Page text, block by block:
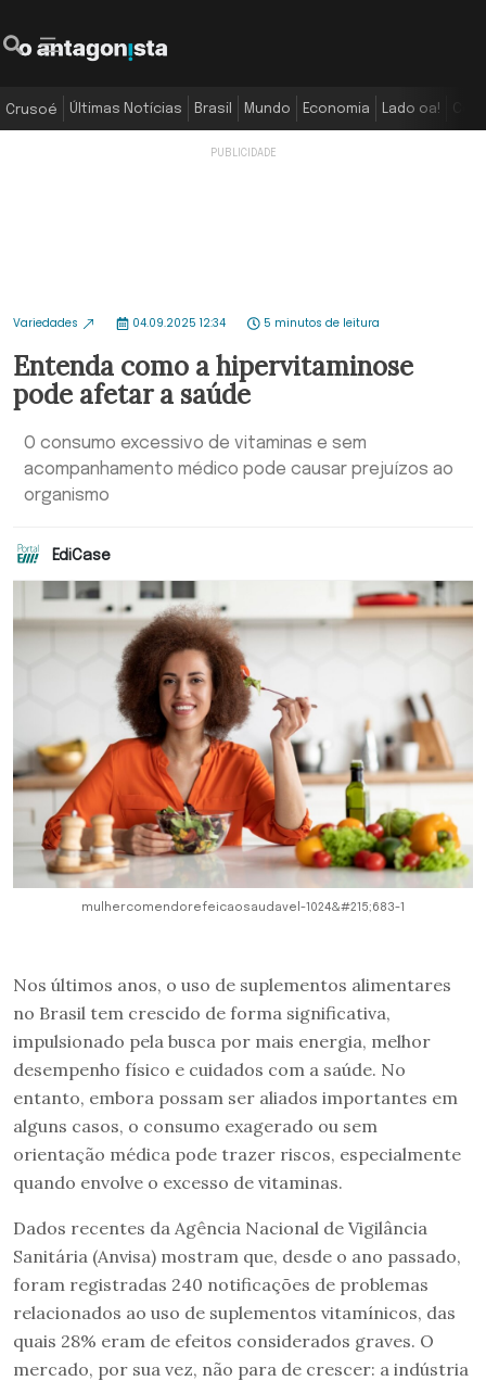
Crusoé Últimas Notícias Brasil Mundo Economia Lado oa!
Variedades 04.09.2025 12:34 5 minutos de leitura
Entenda como a hipervitaminose
pode afetar a saúde
O consumo excessivo de vitaminas e sem
acompanhamento médico pode causar prejuízos ao
organismo
EdiCase
mulhercomendorefeicaosaudavel-1024&#215;683-1
Nos últimos anos, o uso de suplementos alimentares
no Brasil tem crescido de forma significativa,
impulsionado pela busca por mais energia, melhor
desempenho físico e cuidados com a saúde. No
entanto, embora possam ser aliados importantes em
alguns casos, o consumo exagerado ou sem
orientação médica pode trazer riscos, especialmente
quando envolve o excesso de vitaminas.
Dados recentes da Agência Nacional de Vigilância
Sanitária (Anvisa) mostram que, desde o ano passado,
foram registradas 240 notificações de problemas
relacionados ao uso de suplementos vitamínicos, das
quais 28% eram de efeitos considerados graves. O
mercado, por sua vez, não para de crescer: a indústria